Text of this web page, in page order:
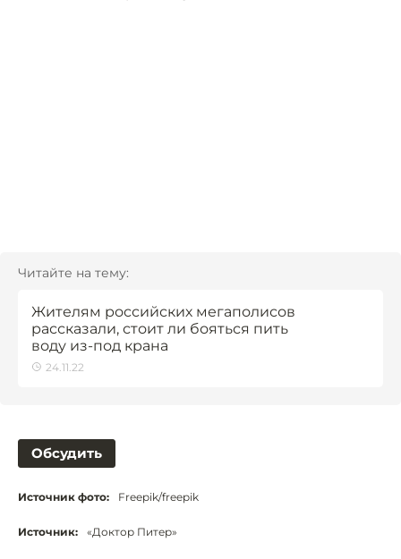
Читайте на тему:
Жителям российских мегаполисов
рассказали, стоит ли бояться пить
воду из-под крана
24.11.22
Обсудить
Источник фото: Freepik/freepik
Источник: «Доктор Питер»